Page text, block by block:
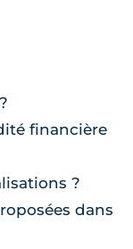
financière
?
dans